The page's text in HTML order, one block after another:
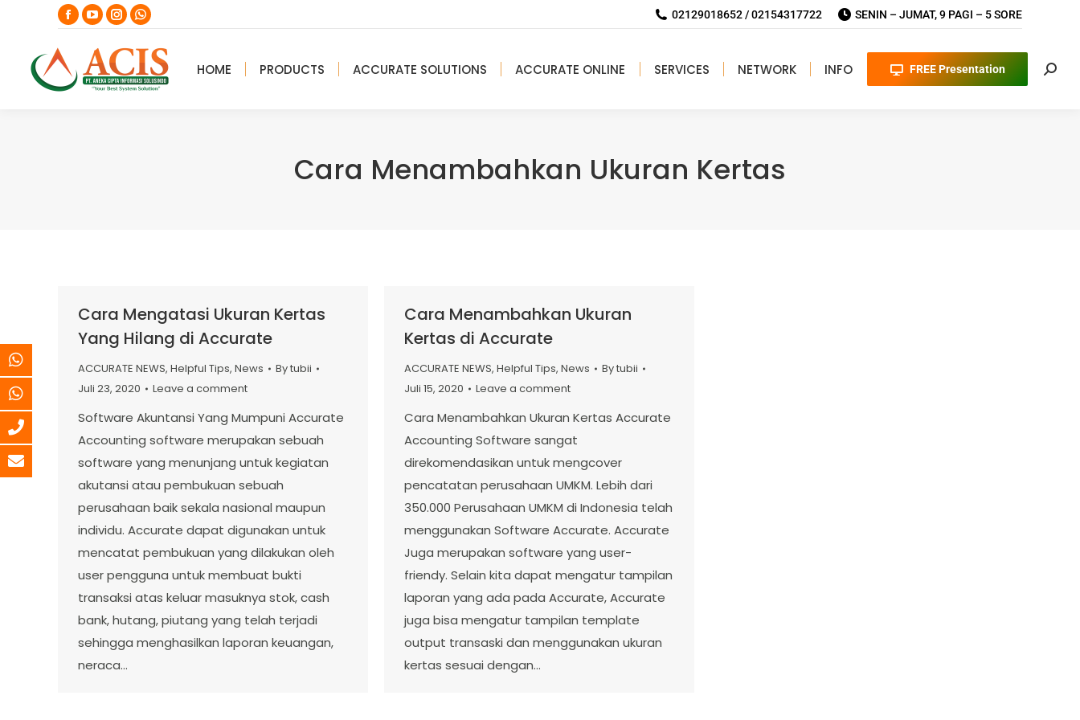
Facebook
page
opens
in
YouTube
page
opens
in
Instagram
page
opens
in
Whatsapp
page
opens
in
02129018652 / 02154317722 SENIN – JUMAT, 9 PAGI – 5 SORE
HOME PRODUCTS ACCURATE SOLUTIONS ACCURATE ONLINE SERVICES NETWORK INFO FREE Presentation
Cara Menambahkan Ukuran Kertas
Cara Mengatasi Ukuran Kertas
Yang Hilang di Accurate
ACCURATE NEWS, Helpful Tips, News Bytubii
Juli 23, 2020
Leave a comment
Software Akuntansi Yang Mumpuni Accurate
Accounting software merupakan sebuah
software yang menunjang untuk kegiatan
akutansi atau pembukuan sebuah
perusahaan baik sekala nasional maupun
individu. Accurate dapat digunakan untuk
mencatat pembukuan yang dilakukan oleh
user pengguna untuk membuat bukti
transaksi atas keluar masuknya stok, cash
bank, hutang, piutang yang telah terjadi
sehingga menghasilkan laporan keuangan,
neraca…
Cara Menambahkan Ukuran
Kertas di Accurate
ACCURATE NEWS, Helpful Tips, News Bytubii
Juli 15, 2020
Leave a comment
Cara Menambahkan Ukuran Kertas Accurate
Accounting Software sangat
direkomendasikan untuk mengcover
pencatatan perusahaan UMKM. Lebih dari
350.000 Perusahaan UMKM di Indonesia telah
menggunakan Software Accurate. Accurate
Juga merupakan software yang user-
friendy. Selain kita dapat mengatur tampilan
laporan yang ada pada Accurate, Accurate
juga bisa mengatur tampilan template
output transaski dan menggunakan ukuran
kertas sesuai dengan…